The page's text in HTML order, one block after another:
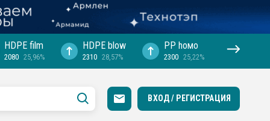
HDPE film
2080 25,96%
HDPE blow
2310 28,57%
PP hомо
2300 25,22%
ВХОД / РЕГИСТРАЦИЯ